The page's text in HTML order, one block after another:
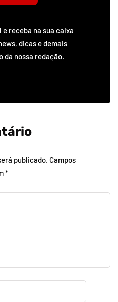
receba na sua caixa
dicas e demais
da nossa redação.
publicado. Campos
*